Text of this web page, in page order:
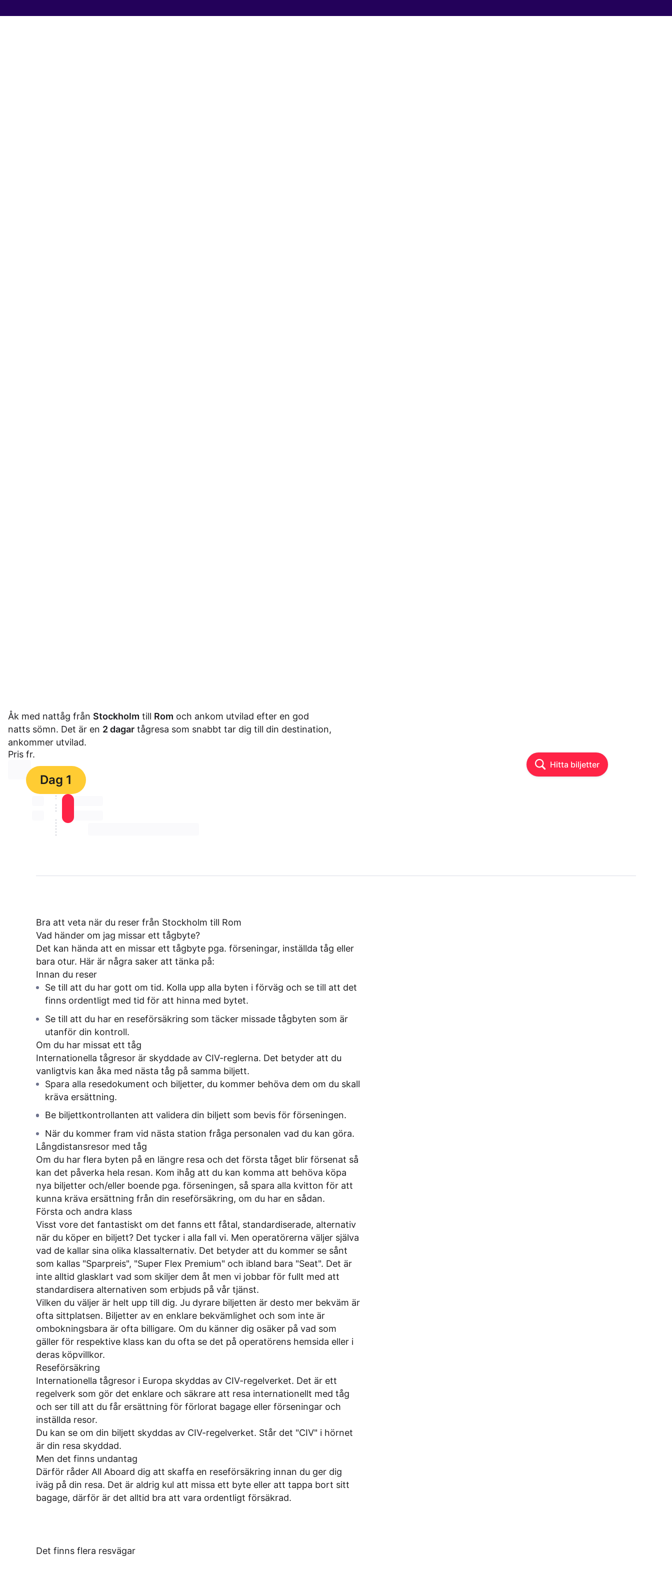
Åk med nattåg från Stockholm till Rom och ankom utvilad efter en god
natts sömn. Det är en 2 dagar tågresa som snabbt tar dig till din destination,
ankommer utvilad.
Pris fr.
⏳⏳ Hitta biljetter
Dag 1
⏳⏳ ⏳ ⏳⏳
⏳⏳ ⏳ ⏳⏳
Bra att veta när du reser från Stockholm till Rom
Vad händer om jag missar ett tågbyte?
Det kan hända att en missar ett tågbyte pga. förseningar, inställda tåg eller
bara otur. Här är några saker att tänka på:
Innan du reser
Se till att du har gott om tid. Kolla upp alla byten i förväg och se till att det
finns ordentligt med tid för att hinna med bytet.
Se till att du har en reseförsäkring som täcker missade tågbyten som är
utanför din kontroll.
Om du har missat ett tåg
Internationella tågresor är skyddade av CIV-reglerna. Det betyder att du
vanligtvis kan åka med nästa tåg på samma biljett.
Spara alla resedokument och biljetter, du kommer behöva dem om du skall
kräva ersättning.
Be biljettkontrollanten att validera din biljett som bevis för förseningen.
När du kommer fram vid nästa station fråga personalen vad du kan göra.
Långdistansresor med tåg
Om du har flera byten på en längre resa och det första tåget blir försenat så
kan det påverka hela resan. Kom ihåg att du kan komma att behöva köpa
nya biljetter och/eller boende pga. förseningen, så spara alla kvitton för att
kunna kräva ersättning från din reseförsäkring, om du har en sådan.
Första och andra klass
Visst vore det fantastiskt om det fanns ett fåtal, standardiserade, alternativ
när du köper en biljett? Det tycker i alla fall vi. Men operatörerna väljer själva
vad de kallar sina olika klassalternativ. Det betyder att du kommer se sånt
som kallas "Sparpreis", "Super Flex Premium" och ibland bara "Seat". Det är
inte alltid glasklart vad som skiljer dem åt men vi jobbar för fullt med att
standardisera alternativen som erbjuds på vår tjänst.
Vilken du väljer är helt upp till dig. Ju dyrare biljetten är desto mer bekväm är
ofta sittplatsen. Biljetter av en enklare bekvämlighet och som inte är
ombokningsbara är ofta billigare. Om du känner dig osäker på vad som
gäller för respektive klass kan du ofta se det på operatörens hemsida eller i
deras köpvillkor.
Reseförsäkring
Internationella tågresor i Europa skyddas av CIV-regelverket. Det är ett
regelverk som gör det enklare och säkrare att resa internationellt med tåg
och ser till att du får ersättning för förlorat bagage eller förseningar och
inställda resor.
Du kan se om din biljett skyddas av CIV-regelverket. Står det "CIV" i hörnet
är din resa skyddad.
Men det finns undantag
Därför råder All Aboard dig att skaffa en reseförsäkring innan du ger dig
iväg på din resa. Det är aldrig kul att missa ett byte eller att tappa bort sitt
bagage, därför är det alltid bra att vara ordentligt försäkrad.
Det finns flera resvägar